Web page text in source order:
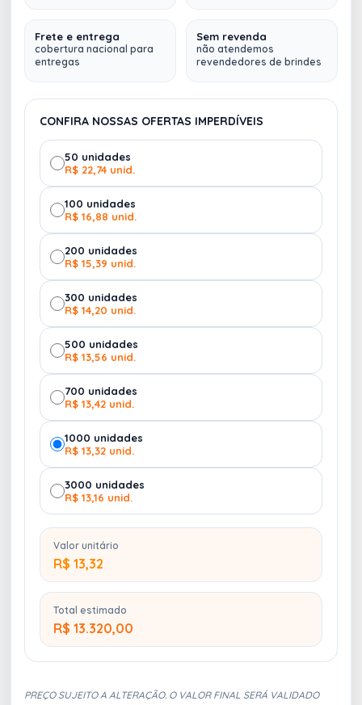
9
Altura :
14 cm
Largura :22 cm
Profundidade :
Peso aproximado (g):47
Fazemos múltiplos envios (
Brasil)
Frete e entrega
cobertura nacional para
entregas
Sem revenda
não atendemos
revendedores de brindes
CONFIRA NOSSAS OFERTAS IMPERDÍVEIS
50 unidades
R$ 22,74 unid.
100 unidades
R$ 16,88 unid.
200 unidades
R$ 15,39 unid.
300 unidades
R$ 14,20 unid.
500 unidades
R$ 13,56 unid.
700 unidades
R$ 13,42 unid.
1000 unidades
R$ 13,32 unid.
3000 unidades
R$ 13,16 unid.
Valor unitário
R$ 13,32
Total estimado
R$ 13.320,00
PREÇO SUJEITO A ALTERAÇÃO. O VALOR FINAL SERÁ VALIDADO